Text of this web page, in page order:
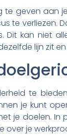
geven aan
te verliezen.
kan niet
lijn zit
te
je kunt
je doelen.
je